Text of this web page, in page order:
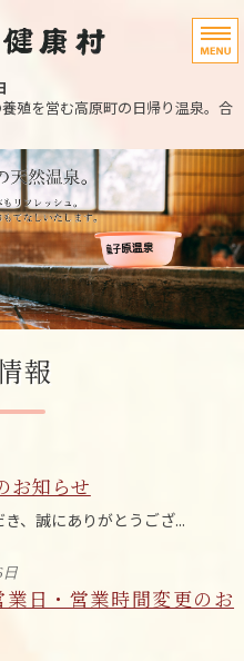
宮崎県高原町
殖を営む高原町の日帰り温泉。合
報
お知らせ
、誠にありがとうござ...
日
業日・営業時間変更のお